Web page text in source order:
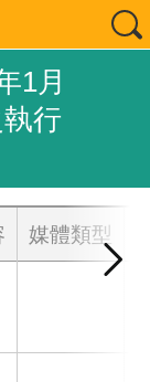
1月
行
媒體類型